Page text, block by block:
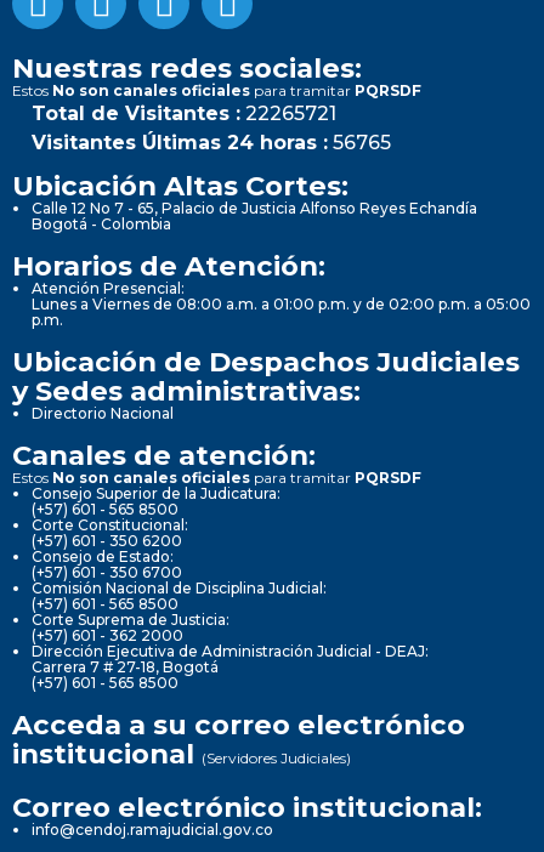
Nuestras redes sociales:
Estos No son canales oficiales para tramitar PQRSDF
Total de Visitantes : 22265721
Visitantes Últimas 24 horas : 56765
Ubicación Altas Cortes:
Calle 12 No 7 - 65, Palacio de Justicia Alfonso Reyes Echandía
Bogotá - Colombia
Horarios de Atención:
Atención Presencial:
Lunes a Viernes de 08:00 a.m. a 01:00 p.m. y de 02:00 p.m. a 05:00
p.m.
Ubicación de Despachos Judiciales
y Sedes administrativas:
Directorio Nacional
Canales de atención:
Estos No son canales oficiales para tramitar PQRSDF
Consejo Superior de la Judicatura:
(+57) 601 - 565 8500
Corte Constitucional:
(+57) 601 - 350 6200
Consejo de Estado:
(+57) 601 - 350 6700
Comisión Nacional de Disciplina Judicial:
(+57) 601 - 565 8500
Corte Suprema de Justicia:
(+57) 601 - 362 2000
Dirección Ejecutiva de Administración Judicial - DEAJ:
Carrera 7 # 27-18, Bogotá
(+57) 601 - 565 8500
Acceda a su correo electrónico
institucional (Servidores Judiciales)
Correo electrónico institucional:
info@cendoj.ramajudicial.gov.co